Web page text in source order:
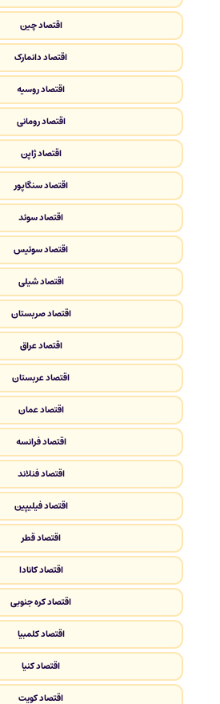
اقتصاد چین
اقتصاد دانمارک
اقتصاد روسیه
اقتصاد رومانی
اقتصاد ژاپن
اقتصاد سنگاپور
اقتصاد سوئد
اقتصاد سوئیس
اقتصاد شیلی
اقتصاد صربستان
اقتصاد عراق
اقتصاد عربستان
اقتصاد عمان
اقتصاد فرانسه
اقتصاد فنلاند
اقتصاد فیلیپین
اقتصاد قطر
اقتصاد کانادا
اقتصاد کره جنوبی
اقتصاد کلمبیا
اقتصاد کنیا
اقتصاد کویت